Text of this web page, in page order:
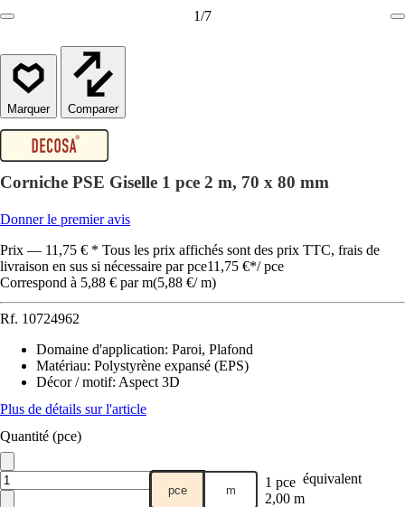
1/7
Comparer
Corniche PSE Giselle 1 pce 2 m, 70 x 80 mm
Donner le premier avis
Prix — 11,75 € * Tous les prix affichés sont des prix TTC, frais de
livraison en sus si nécessaire par pce11,75 €*/ pce
Correspond à 5,88 € par m(5,88 €/ m)
Rf. 10724962
Domaine d'application: Paroi, Plafond
Matériau: Polystyrène expansé (EPS)
Décor / motif: Aspect 3D
Plus de détails sur l'article
Quantité (pce)
pce m 1 pce équivalent
2,00 m